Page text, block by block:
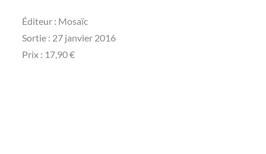
Éditeur : Mosaïc
Sortie : 27 janvier 2016
Prix : 17,90 €